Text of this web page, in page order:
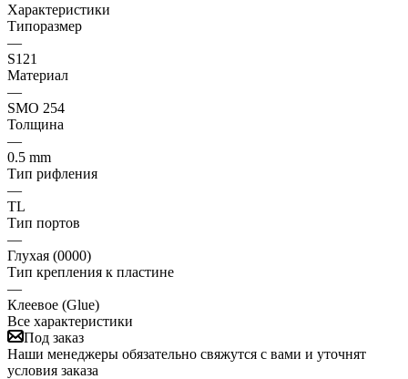
Характеристики
Типоразмер
—
S121
Материал
—
SMO 254
Толщина
—
0.5 mm
Тип рифления
—
TL
Тип портов
—
Глухая (0000)
Тип крепления к пластине
—
Клеевое (Glue)
Все характеристики
Под заказ
Наши менеджеры обязательно свяжутся с вами и уточнят
условия заказа